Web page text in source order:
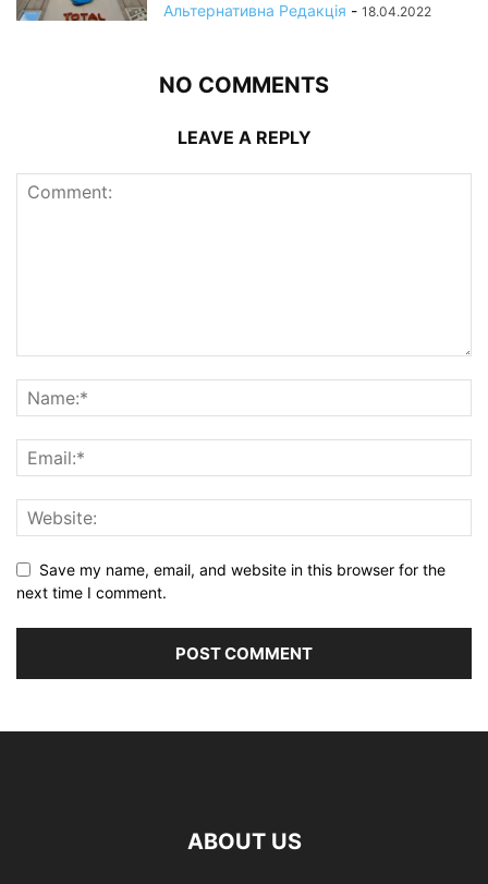
Альтернативна Редакція - 18.04.2022
NO COMMENTS
LEAVE A REPLY
Save my name, email, and website in this browser for the
next time I comment.
ABOUT US